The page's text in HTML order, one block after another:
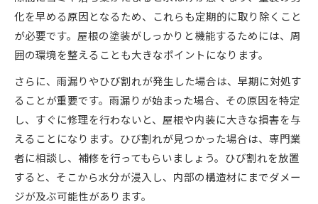
化を早める原因となるため、これらも定期的に取り除くこと
が必要です。屋根の塗装がしっかりと機能するためには、周
囲の環境を整えることも大きなポイントになります。
さらに、雨漏りやひび割れが発生した場合は、早期に対処す
ることが重要です。雨漏りが始まった場合、その原因を特定
し、すぐに修理を行わないと、屋根や内装に大きな損害を与
えることになります。ひび割れが見つかった場合は、専門業
者に相談し、補修を行ってもらいましょう。ひび割れを放置
すると、そこから水分が浸入し、内部の構造材にまでダメー
ジが及ぶ可能性があります。